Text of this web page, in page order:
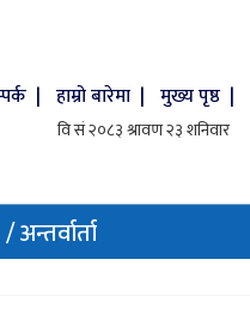
| हाम्रो बारेमा | मुख्य पृष्ठ |
अन्तर्वार्ता